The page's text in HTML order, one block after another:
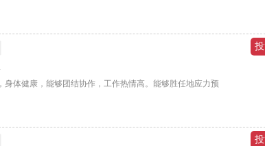
体健康，能够团结协作，工作热情高。能够胜任地应力预